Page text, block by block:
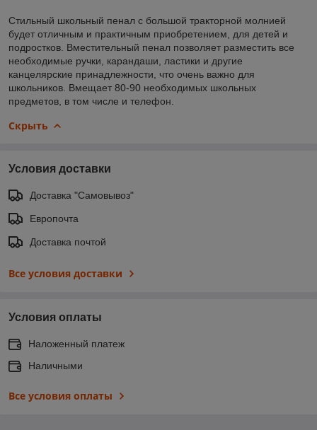
Стильный школьный пенал с большой тракторной молнией
будет отличным и практичным приобретением, для детей и
подростков. Вместительный пенал позволяет разместить все
необходимые ручки, карандаши, ластики и другие
канцелярские принадлежности, что очень важно для
школьников. Вмещает 80-90 необходимых школьных
предметов, в том числе и телефон.
Скрыть
Условия доставки
Доставка "Самовывоз"
Европочта
Доставка почтой
Все условия доставки
Условия оплаты
Наложенный платеж
Наличными
Все условия оплаты